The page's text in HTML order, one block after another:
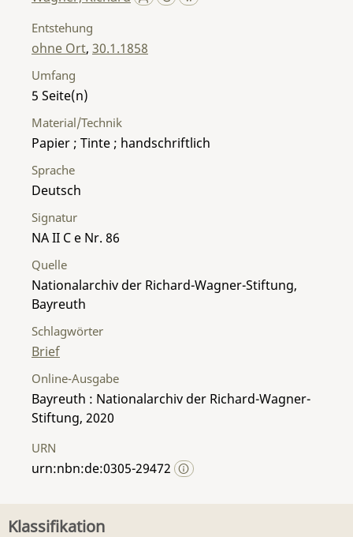
Entstehung
ohne Ort, 30.1.1858
Umfang
5
Material/Technik
Papier ; Tinte ; handschriftlich
Sprache
Deutsch
Signatur
NA II C e Nr. 86
Quelle
Nationalarchiv der Richard-Wagner-Stiftung,
Bayreuth
Schlagwörter
Brief
Online-Ausgabe
Bayreuth : Nationalarchiv der Richard-Wagner-
Stiftung, 2020
URN
urn:nbn:de:0305-29472
Klassifikation